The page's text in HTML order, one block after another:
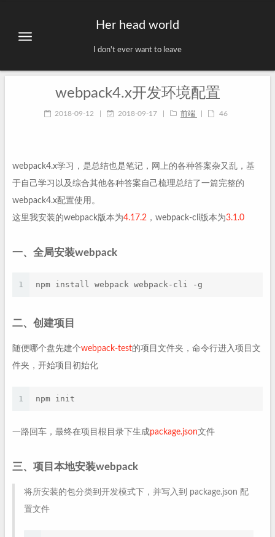
Her head world
I don't ever want to leave
webpack4.x开发环境配置
2018-09-12 2018-09-17 前端 46
webpack4.x学习，是总结也是笔记，网上的各种答案杂又乱，基
于自己学习以及综合其他各种答案自己梳理总结了一篇完整的
webpack4.x配置使用。
这里我安装的webpack版本为4.17.2 ，webpack-cli版本为3.1.0
一、全局安装webpack
1 npm install webpack webpack-cli -g
二、创建项目
随便哪个盘先建个webpack-test的项目文件夹，命令行进入项目文
件夹，开始项目初始化
1 npm init
一路回车，最终在项目根目录下生成package.json文件
三、项目本地安装webpack
将所安装的包分类到开发模式下，并写入到 package.json 配
置文件